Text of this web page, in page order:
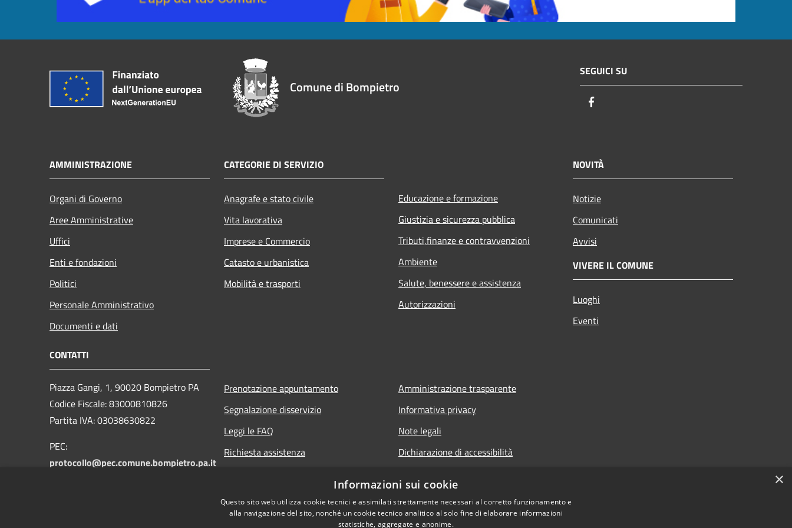
Comune di Bompietro
SEGUICI SU
AMMINISTRAZIONE
Organi di Governo
Aree Amministrative
Uffici
Enti e fondazioni
Politici
Personale Amministrativo
Documenti e dati
CATEGORIE DI SERVIZIO
Anagrafe e stato civile
Vita lavorativa
Imprese e Commercio
Catasto e urbanistica
Mobilità e trasporti
Educazione e formazione
Giustizia e sicurezza pubblica
Tributi,finanze e contravvenzioni
Ambiente
Salute, benessere e assistenza
Autorizzazioni
NOVITÀ
Notizie
Comunicati
Avvisi
VIVERE IL COMUNE
Luoghi
Eventi
CONTATTI
Piazza Gangi, 1, 90020 Bompietro PA
Codice Fiscale: 83000810826
Partita IVA: 03038630822
PEC:
protocollo@pec.comune.bompietro.pa.it
Prenotazione appuntamento
Segnalazione disservizio
Leggi le FAQ
Richiesta assistenza
Amministrazione trasparente
Informativa privacy
Note legali
Dichiarazione di accessibilità
×
Informazioni sui cookie
Questo sito web utilizza cookie tecnici e assimilati strettamente necessari al corretto funzionamento e
alla navigazione del sito, nonché un cookie tecnico analitico al solo fine di elaborare informazioni
statistiche, aggregate e anonime.